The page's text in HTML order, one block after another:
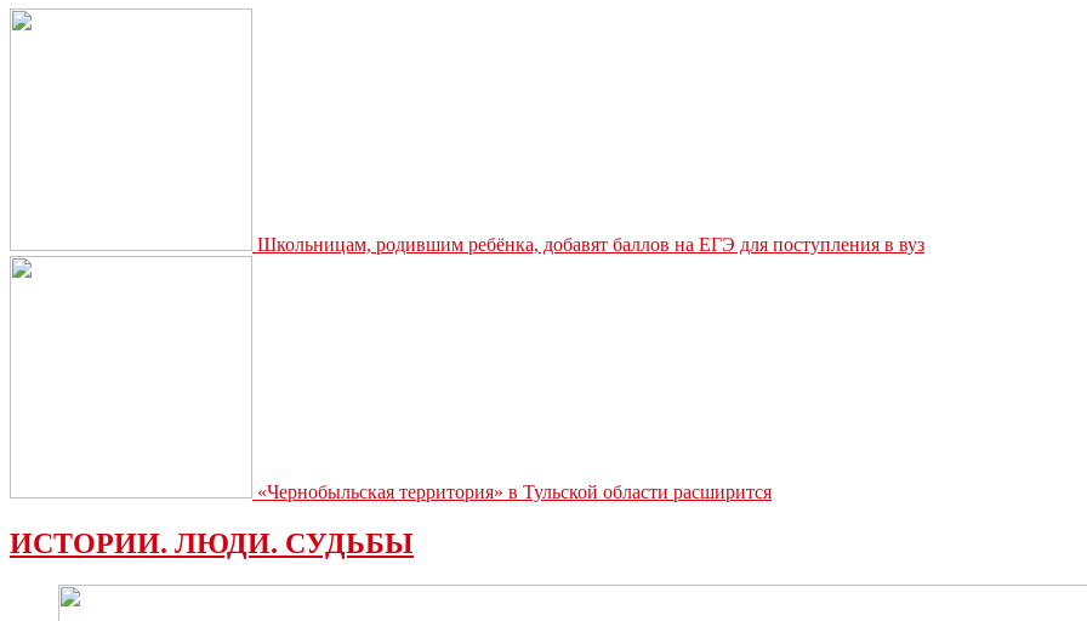
Школьницам, родившим ребёнка, добавят баллов на ЕГЭ для поступления в вуз
«Чернобыльская территория» в Тульской области расширится
ИСТОРИИ. ЛЮДИ. СУДЬБЫ